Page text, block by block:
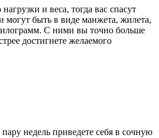
и веса, тогда вас спасут
могут быть в виде манжета, жилета,
С ними вы точно больше
достигнете желаемого
недель приведете себя в сочную